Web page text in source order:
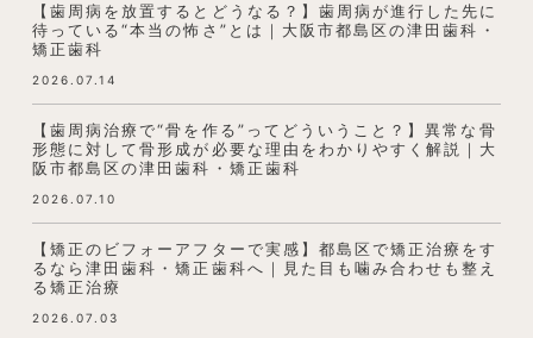
【歯周病を放置するとどうなる？】歯周病が進行した先に
待っている“本当の怖さ”とは｜大阪市都島区の津田歯科・
矯正歯科
2026.07.14
【歯周病治療で“骨を作る”ってどういうこと？】異常な骨
形態に対して骨形成が必要な理由をわかりやすく解説｜大
阪市都島区の津田歯科・矯正歯科
2026.07.10
【矯正のビフォーアフターで実感】都島区で矯正治療をす
るなら津田歯科・矯正歯科へ｜見た目も噛み合わせも整え
る矯正治療
2026.07.03